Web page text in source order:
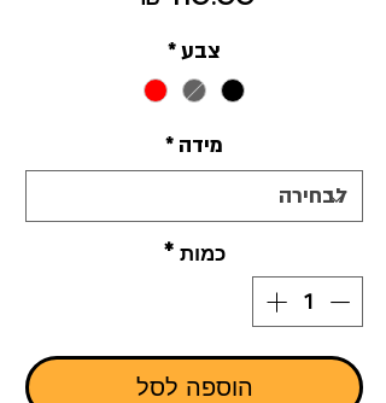
צבע*
מידה *
כמות *
הוספה לסל